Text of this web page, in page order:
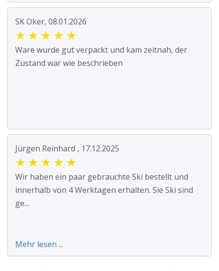
SK Oker, 08.01.2026
★ ★ ★ ★ ★
Ware wurde gut verpackt und kam zeitnah, der
Zustand war wie beschrieben
Jürgen Reinhard , 17.12.2025
★ ★ ★ ★ ★
Wir haben ein paar gebrauchte Ski bestellt und
innerhalb von 4 Werktagen erhalten. Sie Ski sind
ge...
Mehr lesen ...